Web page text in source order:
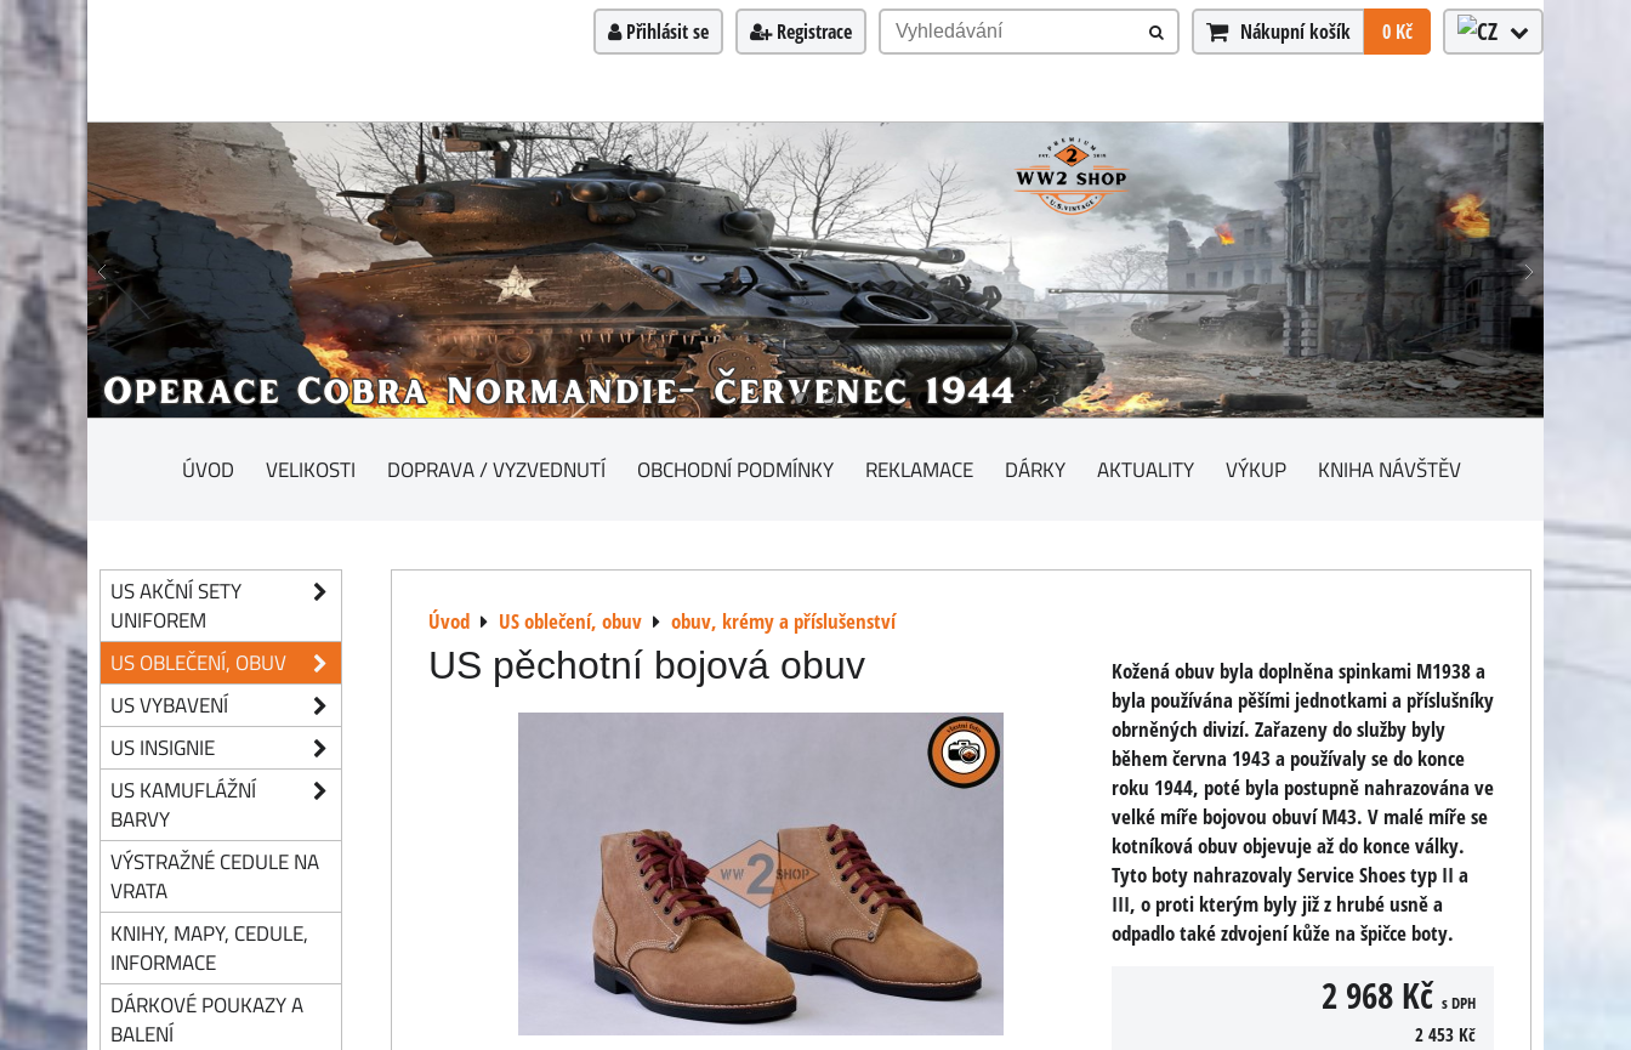
Přihlásit se Registrace Nákupní košík 0 Kč
ÚVOD VELIKOSTI DOPRAVA / VYZVEDNUTÍ OBCHODNÍ PODMÍNKY REKLAMACE DÁRKY AKTUALITY VÝKUP KNIHA NÁVŠTĚV
Úvod US oblečení, obuv obuv, krémy a příslušenství
US pěchotní bojová obuv
Kožená obuv byla doplněna spinkami M1938 a
byla používána pěšími jednotkami a příslušníky
obrněných divizí. Zařazeny do služby byly
během června 1943 a používaly se do konce
roku 1944, poté byla postupně nahrazována ve
velké míře bojovou obuví M43. V malé míře se
kotníková obuv objevuje až do konce války.
Tyto boty nahrazovaly Service Shoes typ II a
III, o proti kterým byly již z hrubé usně a
odpadlo také zdvojení kůže na špičce boty.
2 968 Kč s DPH
2 453 Kč
US AKČNÍ SETY
UNIFOREM
US OBLEČENÍ, OBUV
US VYBAVENÍ
US INSIGNIE
US KAMUFLÁŽNÍ
BARVY
VÝSTRAŽNÉ CEDULE NA
VRATA
KNIHY, MAPY, CEDULE,
INFORMACE
DÁRKOVÉ POUKAZY A
BALENÍ